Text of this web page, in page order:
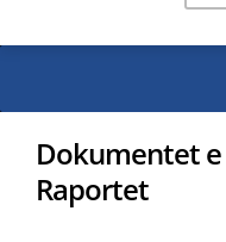
Dokumentet
Raportet